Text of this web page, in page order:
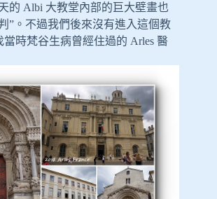
的 Albi 大教堂內部的巨大壁畫也
”。不過我們後來沒有進入這個教
時梵谷生病曾經住過的 Arles 醫